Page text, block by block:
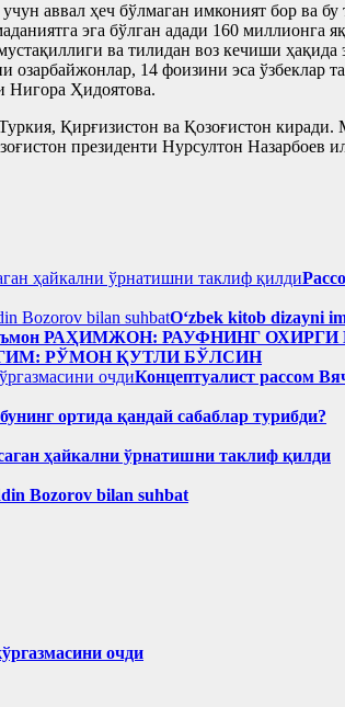
аввал ҳеч бўлмаган имконият бор ва
эга бўлган адади 160
ва тилидан воз кечиши
14 фоизини эса
Нигора Ҳидоятова.
Қирғизистон ва Қозоғистон
президенти Нурсултон Назарбоев
Oʻzbek kitob dizayni
РАҲИМЖОН: РАУФНИНГ ОХИРГИ
РЎМОН ҚУТЛИ БЎЛСИН
Концептуалист рассом
ортида қандай сабаблар турибди?
ҳайкални ўрнатишни таклиф қилди
Bozorov bilan suhbat
очди